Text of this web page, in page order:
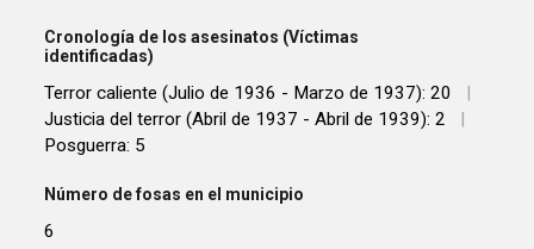
Cronología de los asesinatos (Víctimas
identificadas)
Terror caliente (Julio de 1936 - Marzo de 1937): 20
|
Justicia del terror (Abril de 1937 - Abril de 1939): 2
|
Posguerra: 5
Número de fosas en el municipio
6